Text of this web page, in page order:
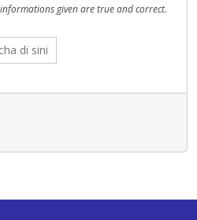
given are true and correct.